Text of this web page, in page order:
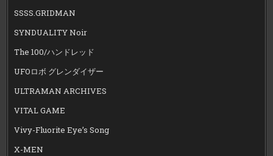
SSSS.GRIDMAN
SYNDUALITY Noir
The 100/ハンドレッド
UFOロボ グレンダイザー
ULTRAMAN ARCHIVES
VITAL GAME
Vivy-Fluorite Eye’s Song
X-MEN